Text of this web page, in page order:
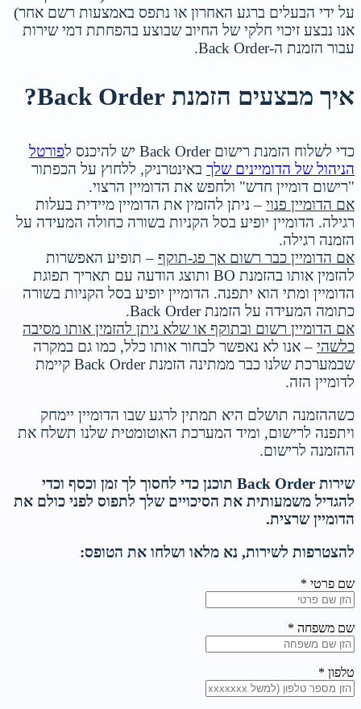
על ידי הבעלים ברגע האחרון או נתפס באמצעות רשם אחר)
אנו נבצע זיכוי חלקי של החיוב שבוצע בהפחתת דמי שירות
עבור הזמנת ה-Back Order.
איך מבצעים הזמנת Back Order?
כדי לשלוח הזמנת רישום Back Order יש להיכנס ל
פורטל
הניהול של הדומיינים שלךבאינטרניק, ללחוץ על הכפתור
"רישום דומיין חדש" ולחפש את הדומיין הרצוי.
אם הדומיין פנוי– ניתן להזמין את הדומיין מיידית בעלות
רגילה. הדומיין יופיע בסל הקניות בשורה כחולה המעידה על
הזמנה רגילה.
אם הדומיין כבר רשום אך פג-תוקף– תופיע האפשרות
להזמין אותו בהזמנת BO ותוצג הודעה עם תאריך תפוגת
הדומיין ומתי הוא יתפנה. הדומיין יופיע בסל הקניות בשורה
כתומה המעידה על הזמנת Back Order.
אם הדומיין רשום ובתוקף או שלא ניתן להזמין אותו מסיבה
כלשהי– אנו לא נאפשר לבחור אותו כלל, כמו גם במקרה
שבמערכת שלנו כבר ממתינה הזמנת Back Order קיימת
לדומיין הזה.
כשההזמנה תושלם היא תמתין לרגע שבו הדומיין יימחק
ויתפנה לרישום, ומיד המערכת האוטומטית שלנו תשלח את
ההזמנה לרישום.
שירות Back Order תוכנן כדי לחסוך לך זמן וכסף וכדי
להגדיל משמעותית את הסיכויים שלך לתפוס לפני כולם את
הדומיין שרצית.
להצטרפות לשירות, נא מלאו ושלחו את הטופס:
שם פרטי *
שם משפחה *
טלפון *